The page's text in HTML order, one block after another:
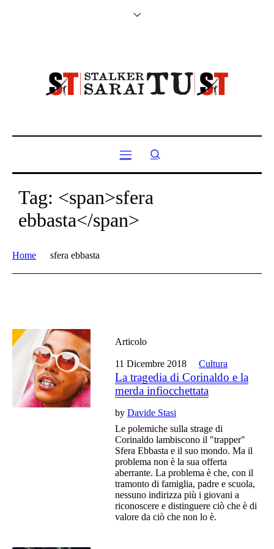
Tag: <span>sfera
ebbasta</span>
Home sfera ebbasta
Articolo
11 Dicembre 2018 Cultura
La tragedia di Corinaldo e la
merda infiocchettata
byDavide Stasi
Le polemiche sulla strage di
Corinaldo lambiscono il "trapper"
Sfera Ebbasta e il suo mondo. Ma il
problema non è la sua offerta
aberrante. La problema è che, con il
tramonto di famiglia, padre e scuola,
nessuno indirizza più i giovani a
riconoscere e distinguere ciò che è di
valore da ciò che non lo è.